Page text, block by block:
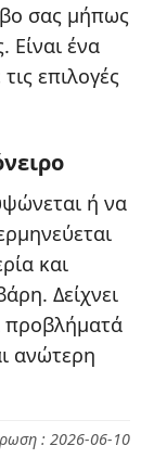
σας μήπως
Είναι ένα
επιλογές
ή να
και
Δείχνει
προβλήματά
ανώτερη
: 2026-06-10